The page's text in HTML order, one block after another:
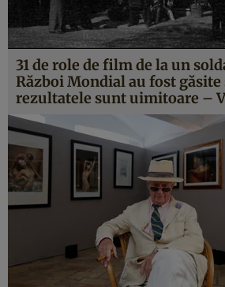
31 de role de film de la un
Război Mondial au fost găsite
rezultatele sunt uimitoare –